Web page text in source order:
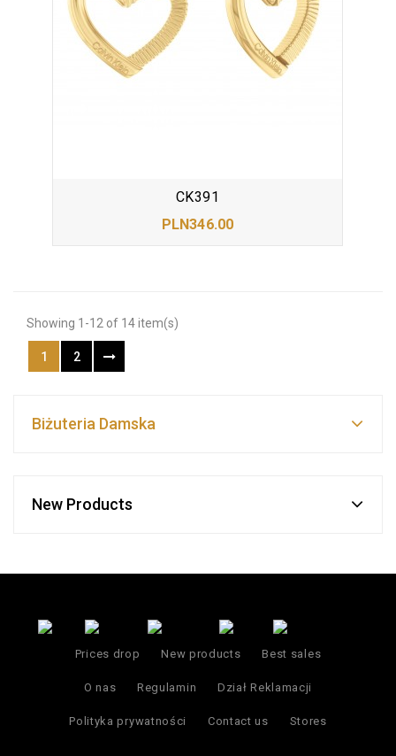
CK391
PLN346.00
Showing 1-12 of 14 item(s)
1 2
Biżuteria Damska
New Products
Prices drop New products Best sales
O nas Regulamin Dział Reklamacji
Polityka prywatności Contact us Stores